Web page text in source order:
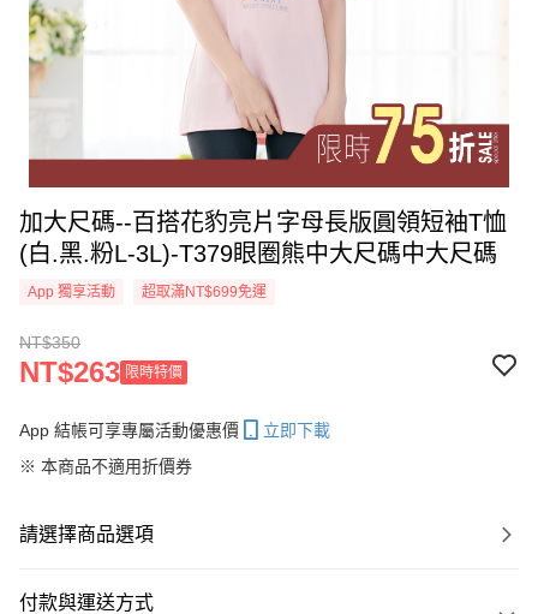
加大尺碼--百搭花豹亮片字母長版圓領短袖T恤
(白.黑.粉L-3L)-T379眼圈熊中大尺碼中大尺碼
App 獨享活動 超取滿NT$699免運
NT$350
NT$263 限時特價
App 結帳可享專屬活動優惠價
立即下載
※ 本商品不適用折價券
請選擇商品選項
付款與運送方式